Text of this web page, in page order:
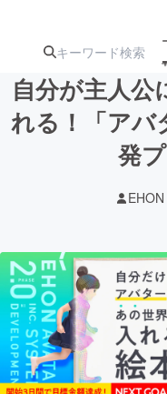
注目のリ 注目
テクノロジー
映像・映画
自分が主人公
れる！「アバ
発